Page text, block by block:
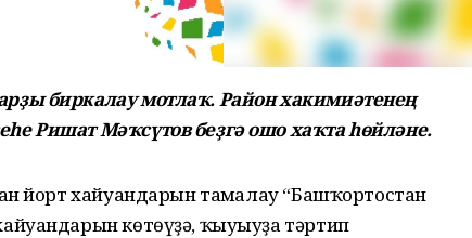
биркалау мотлаҡ. Район хакимиәтенең
Ришат Мәҡсүтов беҙгә ошо хаҡта һөйләне.
йорт хайуандарын тамғалау “Башҡортостан
көтөүҙә, ҡыуыуҙа тәртип